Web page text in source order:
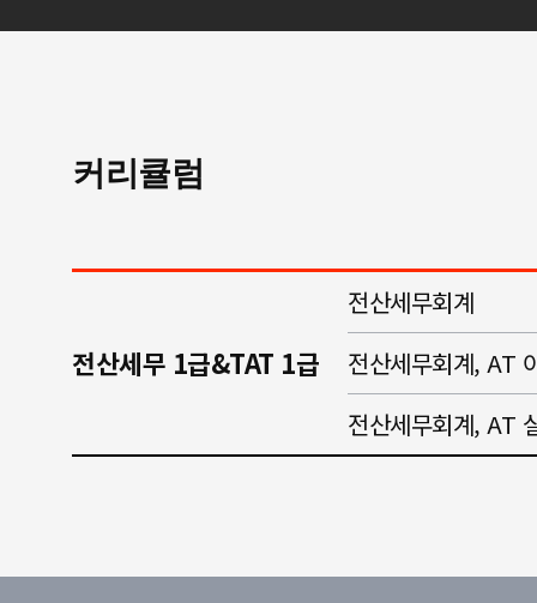
커리큘럼
전산세무 1급&TAT 1급
전산세무회계
전산세무회계, AT
전산세무회계, AT